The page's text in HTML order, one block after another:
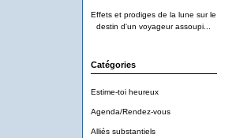
Effets et prodiges de la lune sur le
destin d'un voyageur assoupi...
Catégories
Estime-toi heureux
Agenda/Rendez-vous
Alliés substantiels